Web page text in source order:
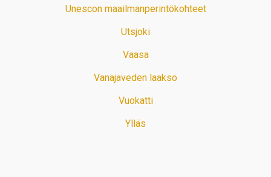
Unescon maailmanperintökohteet
Utsjoki
Vaasa
Vanajaveden laakso
Vuokatti
Ylläs